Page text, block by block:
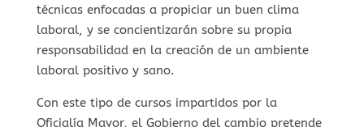
técnicas enfocadas a propiciar un buen clima
laboral, y se concientizarán sobre su propia
responsabilidad en la creación de un ambiente
laboral positivo y sano.
Con este tipo de cursos impartidos por la
Oficialía Mayor, el Gobierno del cambio pretende